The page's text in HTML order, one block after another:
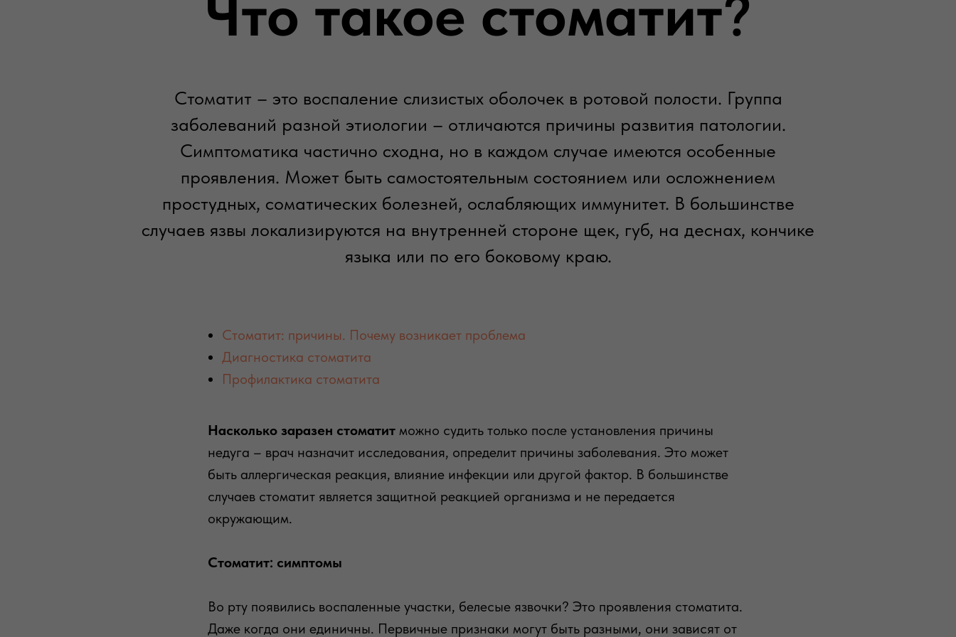
Что такое стоматит?
Стоматит – это воспаление слизистых оболочек в ротовой полости. Группа
заболеваний разной этиологии – отличаются причины развития патологии.
Симптоматика частично сходна, но в каждом случае имеются особенные
проявления. Может быть самостоятельным состоянием или осложнением
простудных, соматических болезней, ослабляющих иммунитет. В большинстве
случаев язвы локализируются на внутренней стороне щек, губ, на деснах, кончике
языка или по его боковому краю.
Стоматит: причины. Почему возникает проблема
Диагностика стоматита
Профилактика стоматита
Насколько заразен стоматит можно судить только после установления причины
недуга – врач назначит исследования, определит причины заболевания. Это может
быть аллергическая реакция, влияние инфекции или другой фактор. В большинстве
случаев стоматит является защитной реакцией организма и не передается
окружающим.
Стоматит: симптомы
Во рту появились воспаленные участки, белесые язвочки? Это проявления стоматита.
Даже когда они единичны. Первичные признаки могут быть разными, они зависят от